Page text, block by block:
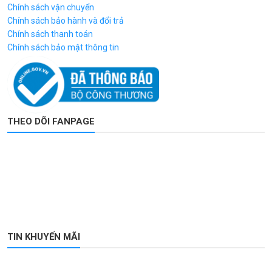
Chính sách vận chuyển
Chính sách bảo hành và đổi trả
Chính sách thanh toán
Chính sách bảo mật thông tin
THEO DÕI FANPAGE
TIN KHUYẾN MÃI